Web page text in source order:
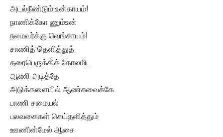
அடல்நீண்டும் உன்காயம்!
நாணிக்கோ ணும்உன்
நலமவர்க்கு வெங்காயம்!
சாணித் தெளித்துத்
தரைபெருக்கிக் கோலமிட
ஆணி அடித்தே
அடுக்களையில் ஆண்சுவைக்கே
பாணி சமையல்
பலவகைகள் செய்தளித்தும்
ஊணின்மேல் ஆசை